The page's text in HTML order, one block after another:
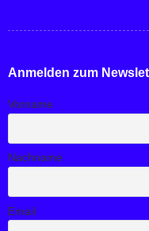
Anmelden zum
Vorname
Nachname
Email